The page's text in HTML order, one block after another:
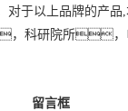
于以上品牌的产品,
科研院所，
留言框